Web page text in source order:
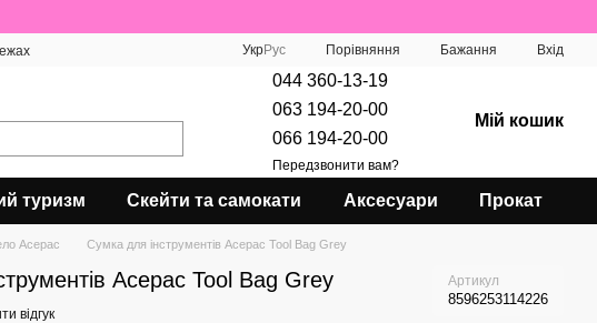
УкрРус Порівняння Бажання Вхід
044 360-13-19
063 194-20-00
066 194-20-00
Передзвонити вам?
Мій кошик
туризм Скейти та самокати Аксесуари Прокат
Acepac Сумка для інструментів Acepac Tool Bag Grey
Acepac Tool Bag Grey Артикул
8596253114226
відгук